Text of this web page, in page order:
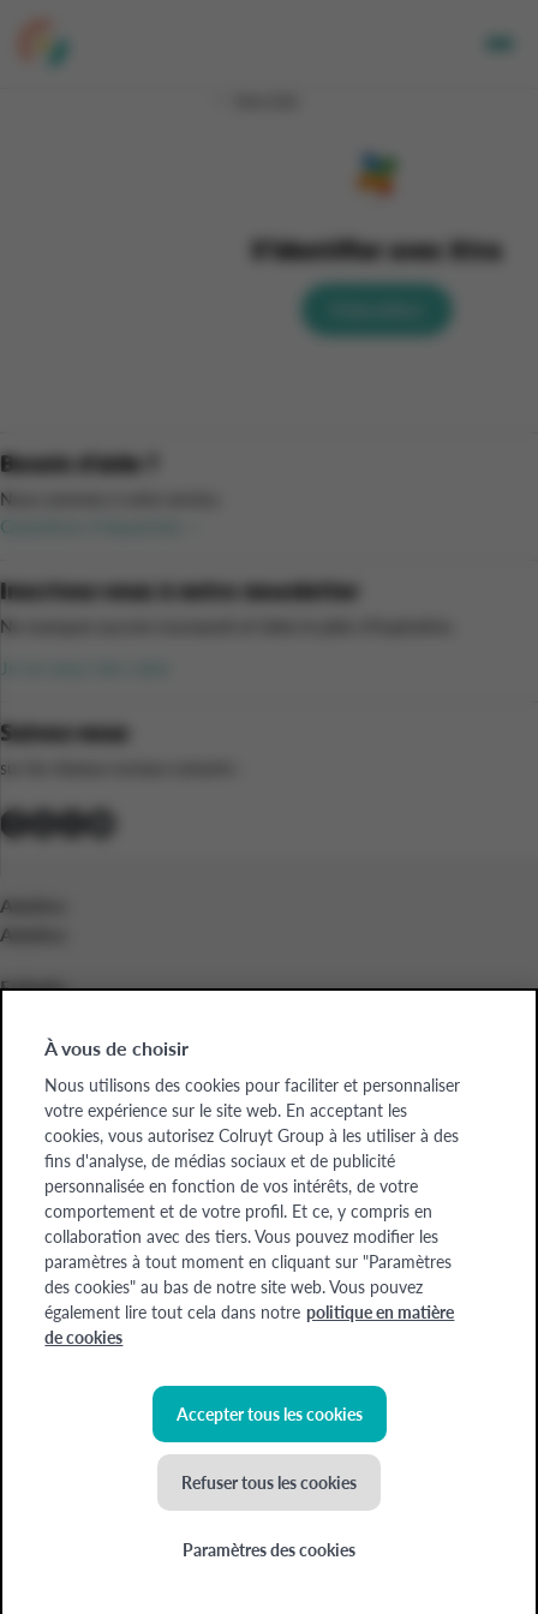
S'identifier avec Xtra
Besoin d'aide ?
Nous sommes à votre service.
Questions fréquentes
Inscrivez-vous à notre newsletter
Ne manquez aucune nouveauté et faites le plein d’inspiration.
Je ne veux rien rater
Suivez-nous
sur les réseaux sociaux suivants :
Adultes
Adultes
Enfants
Entreprises
A propos de nous
A propos de nous
Chèque-cadeauDevenez formateur Offres d'emploi
Colruyt Group Academy (Division Colruyt Group SA), 1500 HAL, Edingensesteenweg
249, N° d'entreprise : 0400.378.485, BE-0400.378.485.
©2026Colruyt Group
Déclaration de confidentialité Xtra
Conditions générales
À vous de choisir
Nous utilisons des cookies pour faciliter et personnaliser
votre expérience sur le site web. En acceptant les
cookies, vous autorisez Colruyt Group à les utiliser à des
fins d'analyse, de médias sociaux et de publicité
personnalisée en fonction de vos intérêts, de votre
comportement et de votre profil. Et ce, y compris en
collaboration avec des tiers. Vous pouvez modifier les
paramètres à tout moment en cliquant sur "Paramètres
des cookies" au bas de notre site web. Vous pouvez
également lire tout cela dans notre politique en matière
de cookies
Accepter tous les cookies
Refuser tous les cookies
Paramètres des cookies